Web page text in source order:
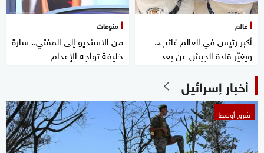
عالم
أكبر رئيس في العالم غائب..
ويغيّر قادة الجيش عن بعد
منوعات
من الاستديو إلى المفتي.. سارة
خليفة تواجه الإعدام
أخبار إسرائيل
شرق أوسط